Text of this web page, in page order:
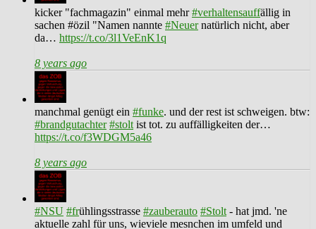
kicker "fachmagazin" einmal mehr#verhaltensauffällig in
sachen #özil "Namen nannte #Neuernatürlich nicht, aber
da… https://t.co/3l1VeEnK1q
8 years ago
manchmal genügt ein #funke. und der rest ist schweigen. btw:
#brandgutachter #stolt ist tot. zu auffälligkeiten der…
https://t.co/f3WDGM5a46
8 years ago
#NSU #frühlingsstrasse #zauberauto #Stolt - hat jmd. 'ne
aktuelle zahl für uns, wieviele mesnchen im umfeld und